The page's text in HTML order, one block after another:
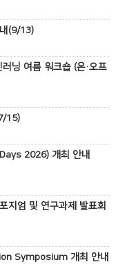
(9/13)
닝 여름 워크숍 (온·오프
15)
2026) 개최 안내
지엄 및 연구과제 발표회
Symposium 개최 안내